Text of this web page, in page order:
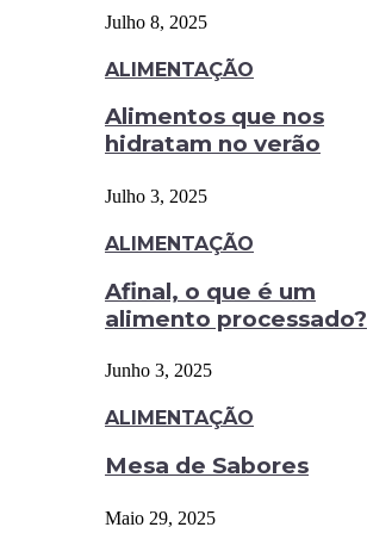
Julho 8, 2025
ALIMENTAÇÃO
Alimentos que nos
hidratam no verão
Julho 3, 2025
ALIMENTAÇÃO
Afinal, o que é um
alimento processado?
Junho 3, 2025
ALIMENTAÇÃO
Mesa de Sabores
Maio 29, 2025